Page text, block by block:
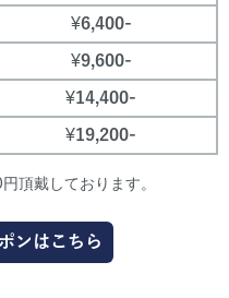
¥6,400-
¥9,600-
¥14,400-
¥19,200-
頂戴しております。
ンはこちら